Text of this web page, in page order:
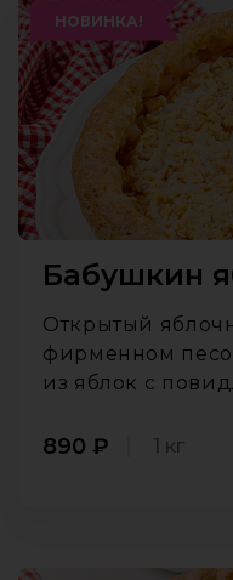
НОВИНКА!
Бабушкин
Открытый
фирменном
из яблок с
890 ₽ 1 кг